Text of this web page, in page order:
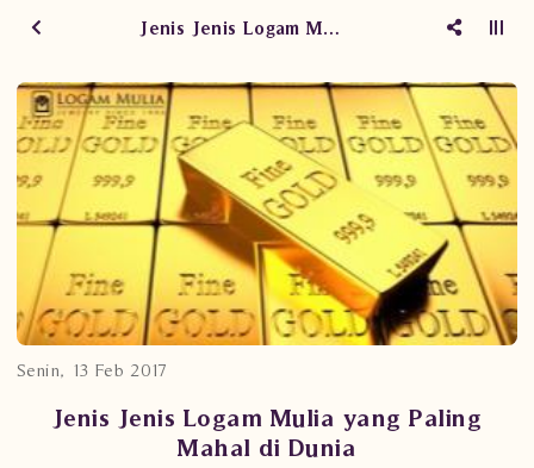
Jenis Jenis Logam Mulia yang Paling Mahal di Dunia
Senin, 13 Feb 2017
Jenis Jenis Logam Mulia yang Paling
Mahal di Dunia